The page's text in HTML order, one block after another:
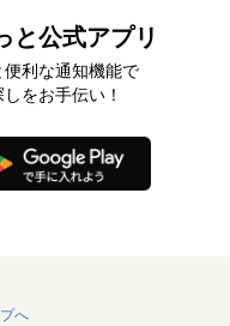
と公式アプリ
利な通知機能で
をお手伝い！
へ